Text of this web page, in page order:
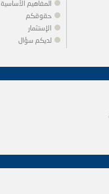
المفاهيم الأساسية
حقوقكم
الإستثمار
لديكم سؤال